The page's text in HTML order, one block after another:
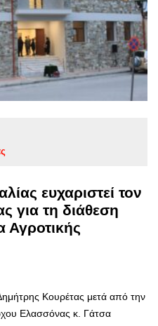
ευχαριστεί τον
για τη διάθεση
Αγροτικής
Κουρέτας μετά από την
Ελασσόνας κ. Γάτσα